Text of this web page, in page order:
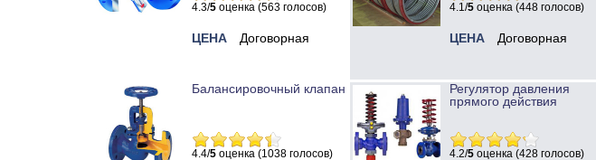
4.3/5 оценка (563 голосов)
ЦЕНА Договорная
4.1/5 оценка (448 голосов)
ЦЕНА Договорная
Балансировочный клапан
4.4/5 оценка (1038 голосов)
Регулятор давления
прямого действия
4.2/5 оценка (428 голосов)